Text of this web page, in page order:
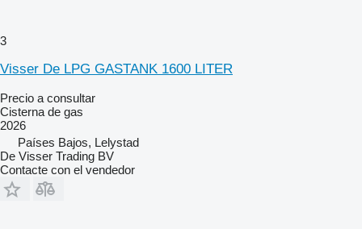
3
Visser De LPG GASTANK 1600 LITER
Precio a consultar
Cisterna de gas
2026
Países Bajos, Lelystad
De Visser Trading BV
Contacte con el vendedor